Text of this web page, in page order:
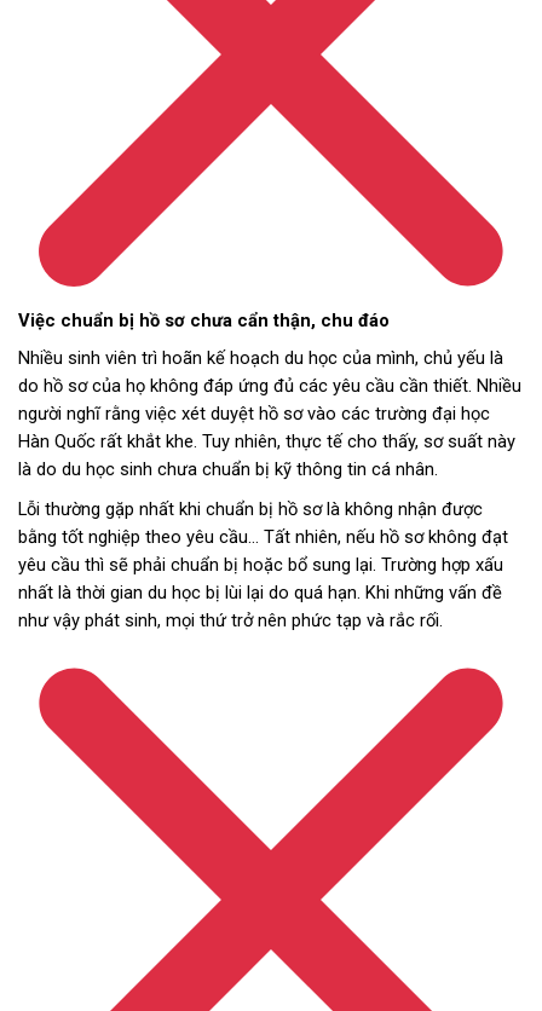
Việc chuẩn bị hồ sơ chưa cẩn thận, chu đáo
Nhiều sinh viên trì hoãn kế hoạch du học của mình, chủ yếu là
do hồ sơ của họ không đáp ứng đủ các yêu cầu cần thiết. Nhiều
người nghĩ rằng việc xét duyệt hồ sơ vào các trường đại học
Hàn Quốc rất khắt khe. Tuy nhiên, thực tế cho thấy, sơ suất này
là do du học sinh chưa chuẩn bị kỹ thông tin cá nhân.
Lỗi thường gặp nhất khi chuẩn bị hồ sơ là không nhận được
bằng tốt nghiệp theo yêu cầu… Tất nhiên, nếu hồ sơ không đạt
yêu cầu thì sẽ phải chuẩn bị hoặc bổ sung lại. Trường hợp xấu
nhất là thời gian du học bị lùi lại do quá hạn. Khi những vấn đề
như vậy phát sinh, mọi thứ trở nên phức tạp và rắc rối.